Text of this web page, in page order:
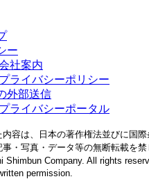
ー
社案内
ライバシーポリシー
外部送信
ライバシーポータル
容は、日本の著作権法並びに国
・写真・データ等の無断転載を禁
Shimbun Company. All rights
permission.